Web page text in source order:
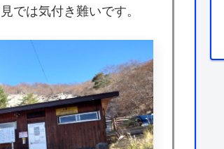
では気付き難いです。